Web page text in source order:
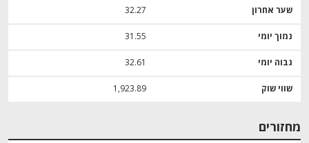
שער אחרון 32.27
נמוך יומי 31.55
גבוה יומי 32.61
שווי שוק 1,923.89
מחזורים